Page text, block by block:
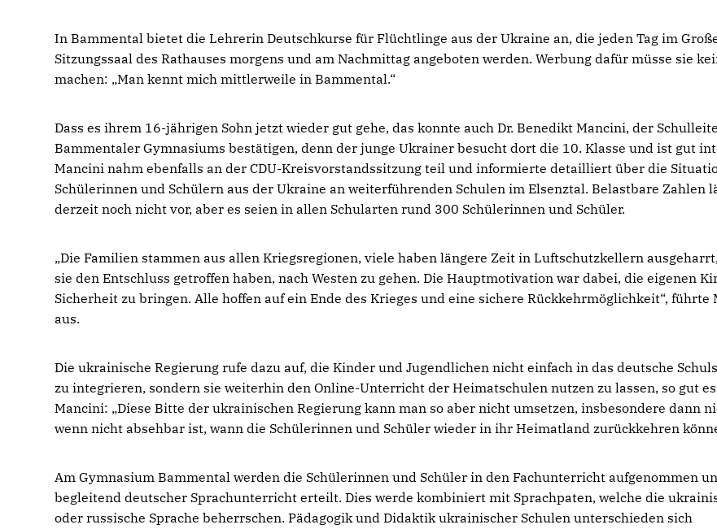
In Bammental bietet die Lehrerin Deutschkurse für Flüchtlinge aus der Ukraine an, die jeden Tag im
Sitzungssaal des Rathauses morgens und am Nachmittag angeboten werden. Werbung dafür müsse sie
machen: „Man kennt mich mittlerweile in Bammental.“
Dass es ihrem 16-jährigen Sohn jetzt wieder gut gehe, das konnte auch Dr. Benedikt Mancini, der
Bammentaler Gymnasiums bestätigen, denn der junge Ukrainer besucht dort die 10. Klasse und ist gut
Mancini nahm ebenfalls an der CDU-Kreisvorstandssitzung teil und informierte detailliert über die
Schülerinnen und Schülern aus der Ukraine an weiterführenden Schulen im Elsenztal. Belastbare Zahlen
derzeit noch nicht vor, aber es seien in allen Schularten rund 300 Schülerinnen und Schüler.
Die Familien stammen aus allen Kriegsregionen, viele haben längere Zeit in Luftschutzkellern
sie den Entschluss getroffen haben, nach Westen zu gehen. Die Hauptmotivation war dabei, die eigenen
Sicherheit zu bringen. Alle hoffen auf ein Ende des Krieges und eine sichere Rückkehrmöglichkeit“, führte
aus.
Die ukrainische Regierung rufe dazu auf, die Kinder und Jugendlichen nicht einfach in das deutsche
zu integrieren, sondern sie weiterhin den Online-Unterricht der Heimatschulen nutzen zu lassen, so gut es
Mancini: „Diese Bitte der ukrainischen Regierung kann man so aber nicht umsetzen, insbesondere dann
wenn nicht absehbar ist, wann die Schülerinnen und Schüler wieder in ihr Heimatland zurückkehren
Am Gymnasium Bammental werden die Schülerinnen und Schüler in den Fachunterricht aufgenommen
begleitend deutscher Sprachunterricht erteilt. Dies werde kombiniert mit Sprachpaten, welche die
oder russische Sprache beherrschen. Pädagogik und Didaktik ukrainischer Schulen unterschieden sich